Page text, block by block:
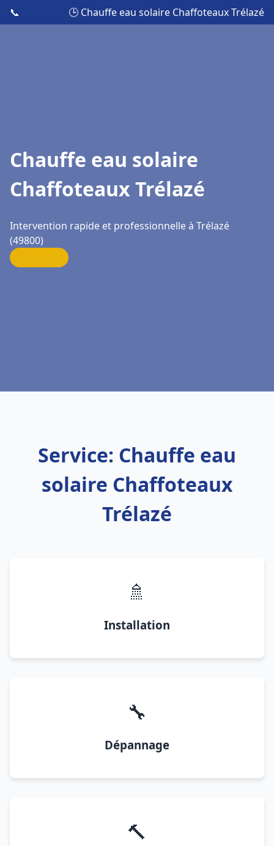
📞 🕒 Chauffe eau solaire Chaffoteaux Trélazé
Chauffe eau solaire
Chaffoteaux Trélazé
Intervention rapide et professionnelle à Trélazé
(49800)
Service: Chauffe eau
solaire Chaffoteaux
Trélazé
🚿
Installation
🔧
Dépannage
🔨